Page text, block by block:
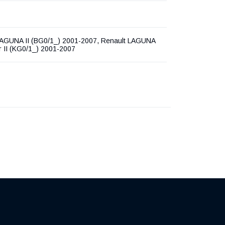
II (BG0/1_) 2001-2007, Renault LAGUNA
II (KG0/1_) 2001-2007